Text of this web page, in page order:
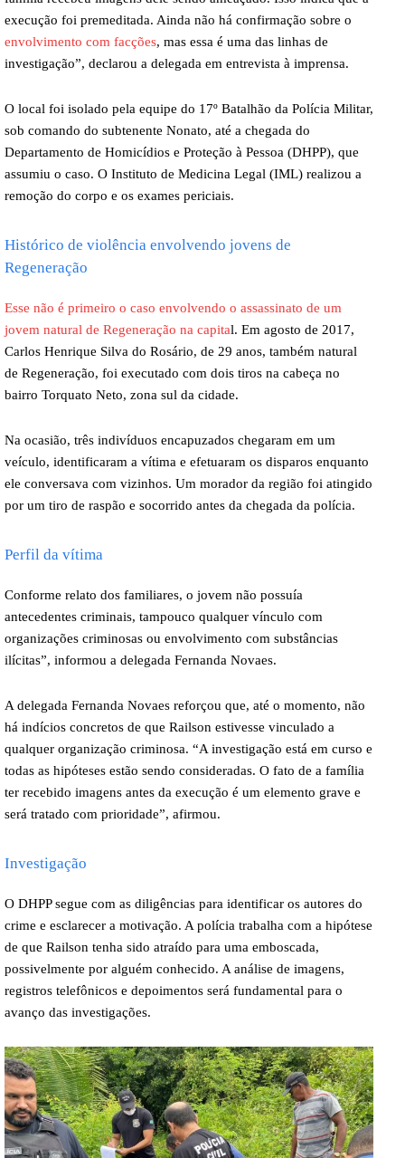
execução foi premeditada. Ainda não há confirmação sobre o
envolvimento com facções, mas essa é uma das linhas de
investigação”, declarou a delegada em entrevista à imprensa.
O local foi isolado pela equipe do 17º Batalhão da Polícia Militar,
sob comando do subtenente Nonato, até a chegada do
Departamento de Homicídios e Proteção à Pessoa (DHPP), que
assumiu o caso. O Instituto de Medicina Legal (IML) realizou a
remoção do corpo e os exames periciais.
Histórico de violência envolvendo jovens de
Regeneração
Esse não é primeiro o caso envolvendo o assassinato de um
jovem natural de Regeneração na capital. Em agosto de 2017,
Carlos Henrique Silva do Rosário, de 29 anos, também natural
de Regeneração, foi executado com dois tiros na cabeça no
bairro Torquato Neto, zona sul da cidade.
Na ocasião, três indivíduos encapuzados chegaram em um
veículo, identificaram a vítima e efetuaram os disparos enquanto
ele conversava com vizinhos. Um morador da região foi atingido
por um tiro de raspão e socorrido antes da chegada da polícia.
Perfil da vítima
Conforme relato dos familiares, o jovem não possuía
antecedentes criminais, tampouco qualquer vínculo com
organizações criminosas ou envolvimento com substâncias
ilícitas”, informou a delegada Fernanda Novaes.
A delegada Fernanda Novaes reforçou que, até o momento, não
há indícios concretos de que Railson estivesse vinculado a
qualquer organização criminosa. “A investigação está em curso e
todas as hipóteses estão sendo consideradas. O fato de a família
ter recebido imagens antes da execução é um elemento grave e
será tratado com prioridade”, afirmou.
Investigação
O DHPP segue com as diligências para identificar os autores do
crime e esclarecer a motivação. A polícia trabalha com a hipótese
de que Railson tenha sido atraído para uma emboscada,
possivelmente por alguém conhecido. A análise de imagens,
registros telefônicos e depoimentos será fundamental para o
avanço das investigações.